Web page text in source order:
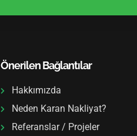
Önerilen Bağlantılar
Hakkımızda
Neden Karan Nakliyat?
Referanslar / Projeler